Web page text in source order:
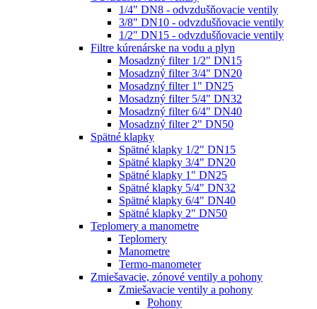
1/4" DN8 - odvzdušňovacie ventily
3/8" DN10 - odvzdušňovacie ventily
1/2" DN15 - odvzdušňovacie ventily
Filtre kúrenárske na vodu a plyn
Mosadzný filter 1/2" DN15
Mosadzný filter 3/4" DN20
Mosadzný filter 1" DN25
Mosadzný filter 5/4" DN32
Mosadzný filter 6/4" DN40
Mosadzný filter 2" DN50
Spätné klapky
Spätné klapky 1/2" DN15
Spätné klapky 3/4" DN20
Spätné klapky 1" DN25
Spätné klapky 5/4" DN32
Spätné klapky 6/4" DN40
Spätné klapky 2" DN50
Teplomery a manometre
Teplomery
Manometre
Termo-manometer
Zmiešavacie, zónové ventily a pohony
Zmiešavacie ventily a pohony
Pohony